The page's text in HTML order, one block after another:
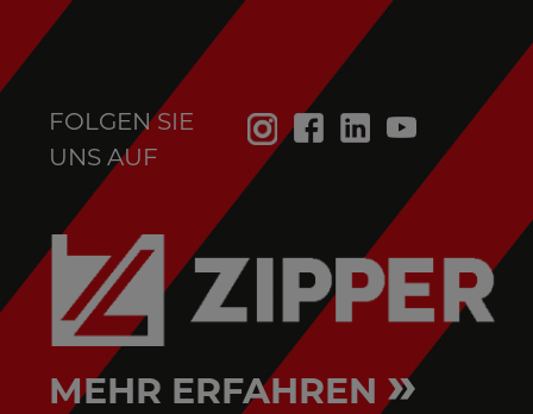
FOLGEN SIE
UNS AUF
MEHR ERFAHREN »